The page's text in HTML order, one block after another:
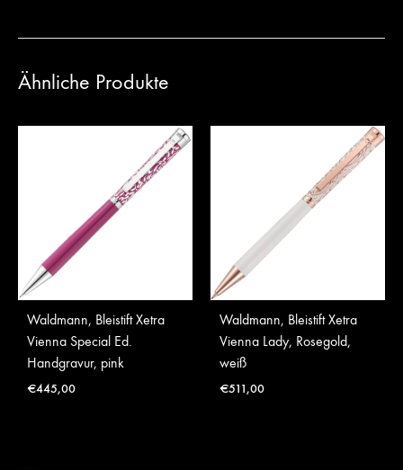
Ähnliche Produkte
Waldmann, Bleistift Xetra
Vienna Special Ed.
Handgravur, pink
€445,00
Waldmann, Bleistift Xetra
Vienna Lady, Rosegold,
weiß
€511,00